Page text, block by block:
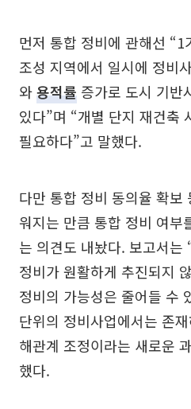
먼저 통합 정비에 관해선
조성 지역에서 일시에 정비
와용적률 증가로 도시 기반
있다”며 “개별 단지 재건축
필요하다”고 말했다.
다만 통합 정비 동의율 확보
워지는 만큼 통합 정비 여부
는 의견도 내놨다. 보고서는
정비가 원활하게 추진되지
정비의 가능성은 줄어들 수
단위의 정비사업에서는 존
해관계 조정이라는 새로운
했다.